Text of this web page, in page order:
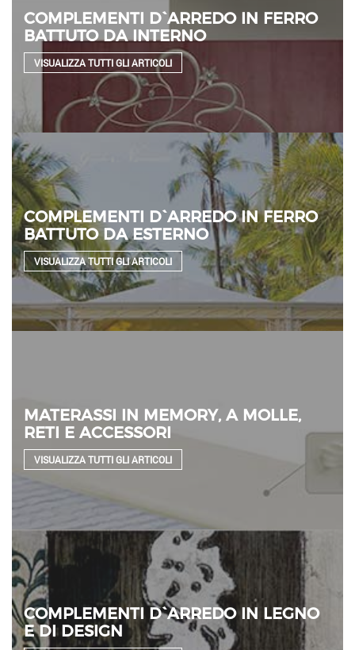
COMPLEMENTI D`ARREDO IN FERRO
BATTUTO DA INTERNO
VISUALIZZA TUTTI GLI ARTICOLI
COMPLEMENTI D`ARREDO IN FERRO
BATTUTO DA ESTERNO
VISUALIZZA TUTTI GLI ARTICOLI
MATERASSI IN MEMORY, A MOLLE,
RETI E ACCESSORI
VISUALIZZA TUTTI GLI ARTICOLI
COMPLEMENTI D`ARREDO IN LEGNO
E DI DESIGN